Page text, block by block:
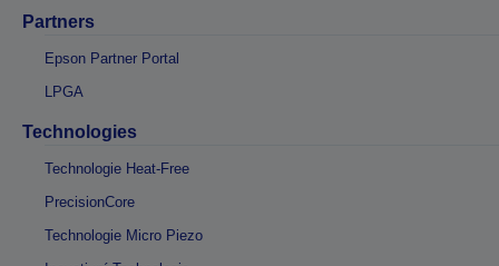
Partners
Epson Partner Portal
LPGA
Technologies
Technologie Heat-Free
PrecisionCore
Technologie Micro Piezo